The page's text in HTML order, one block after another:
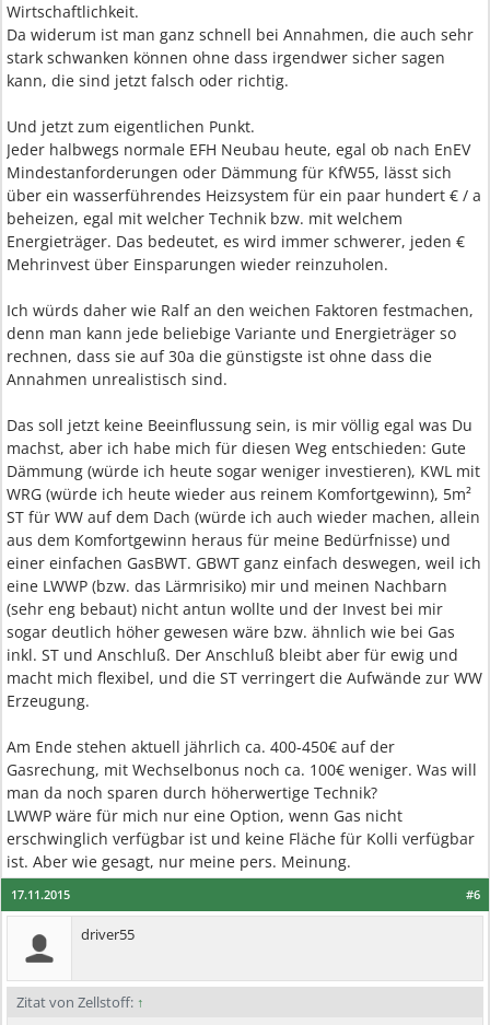
Wirtschaftlichkeit.
Da widerum ist man ganz schnell bei Annahmen, die auch sehr
stark schwanken können ohne dass irgendwer sicher sagen
kann, die sind jetzt falsch oder richtig.
Und jetzt zum eigentlichen Punkt.
Jeder halbwegs normale EFH Neubau heute, egal ob nach EnEV
Mindestanforderungen oder Dämmung für KfW55, lässt sich
über ein wasserführendes Heizsystem für ein paar hundert € / a
beheizen, egal mit welcher Technik bzw. mit welchem
Energieträger. Das bedeutet, es wird immer schwerer, jeden €
Mehrinvest über Einsparungen wieder reinzuholen.
Ich würds daher wie Ralf an den weichen Faktoren festmachen,
denn man kann jede beliebige Variante und Energieträger so
rechnen, dass sie auf 30a die günstigste ist ohne dass die
Annahmen unrealistisch sind.
Das soll jetzt keine Beeinflussung sein, is mir völlig egal was Du
machst, aber ich habe mich für diesen Weg entschieden: Gute
Dämmung (würde ich heute sogar weniger investieren), KWL mit
WRG (würde ich heute wieder aus reinem Komfortgewinn), 5m²
ST für WW auf dem Dach (würde ich auch wieder machen, allein
aus dem Komfortgewinn heraus für meine Bedürfnisse) und
einer einfachen GasBWT. GBWT ganz einfach deswegen, weil ich
eine LWWP (bzw. das Lärmrisiko) mir und meinen Nachbarn
(sehr eng bebaut) nicht antun wollte und der Invest bei mir
sogar deutlich höher gewesen wäre bzw. ähnlich wie bei Gas
inkl. ST und Anschluß. Der Anschluß bleibt aber für ewig und
macht mich flexibel, und die ST verringert die Aufwände zur WW
Erzeugung.
Am Ende stehen aktuell jährlich ca. 400-450€ auf der
Gasrechung, mit Wechselbonus noch ca. 100€ weniger. Was will
man da noch sparen durch höherwertige Technik?
LWWP wäre für mich nur eine Option, wenn Gas nicht
erschwinglich verfügbar ist und keine Fläche für Kolli verfügbar
ist. Aber wie gesagt, nur meine pers. Meinung.
#6
17.11.2015
driver55
Zitat von Zellstoff: ↑